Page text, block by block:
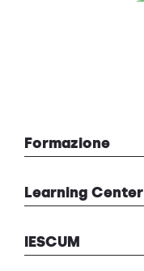
Formazione
Learning Center
IESCUM